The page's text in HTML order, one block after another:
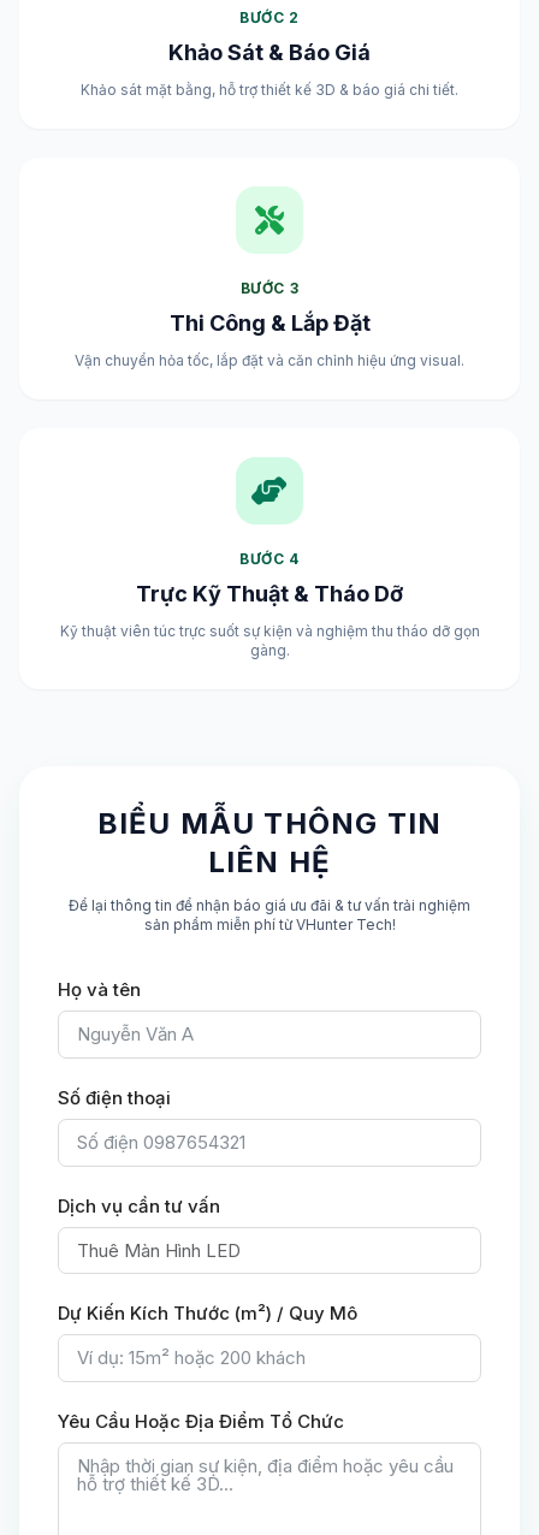
BƯỚC 2
Khảo Sát & Báo Giá
Khảo sát mặt bằng, hỗ trợ thiết kế 3D & báo giá chi tiết.
BƯỚC 3
Thi Công & Lắp Đặt
Vận chuyển hỏa tốc, lắp đặt và căn chỉnh hiệu ứng visual.
BƯỚC 4
Trực Kỹ Thuật & Tháo Dỡ
Kỹ thuật viên túc trực suốt sự kiện và nghiệm thu tháo dỡ gọn
gàng.
BIỂU MẪU THÔNG TIN
LIÊN HỆ
Để lại thông tin để nhận báo giá ưu đãi & tư vấn trải nghiệm
sản phẩm miễn phí từ VHunter Tech!
Họ và tên
Số điện thoại
Dịch vụ cần tư vấn
Dự Kiến Kích Thước (m²) / Quy Mô
Yêu Cầu Hoặc Địa Điểm Tổ Chức